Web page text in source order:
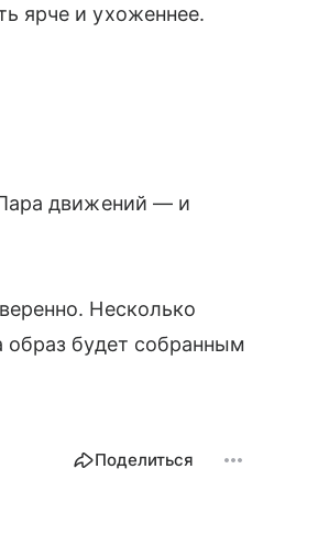
ярче и ухоженнее.
движений — и
Несколько
будет собранным
Поделиться